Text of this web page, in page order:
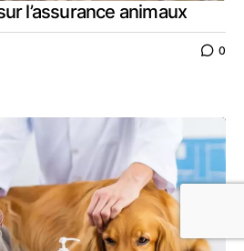
l’assurance animaux
0